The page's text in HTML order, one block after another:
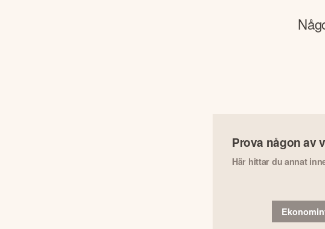
Prova någon av
Här hittar du annat